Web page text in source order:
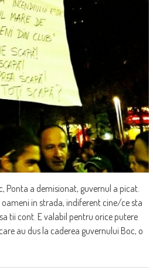
Ponta a demisionat, guvernul a picat.
oameni in strada, indiferent cine/ce sta
tii cont. E valabil pentru orice putere
au dus la caderea guvernului Boc, o